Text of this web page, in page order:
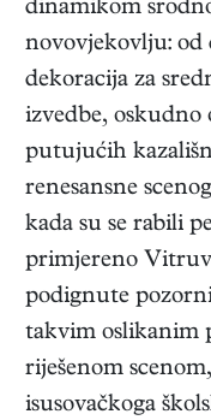
dinamikom
novovjekovlju:
dekoracija za
izvedbe,
putujućih
renesansne
kada su se rabili
primjereno
podignute
takvim oslikanim
riješenom
isusovačkoga